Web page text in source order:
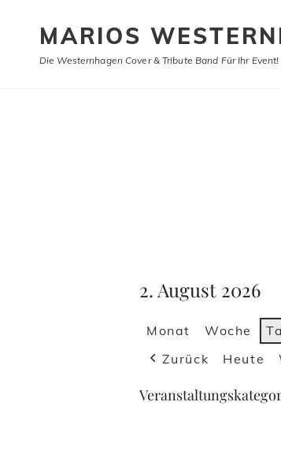
MARIOS
Die Westernhagen Cover & Tribute Band Für Ihr Event!
2. August 2026
Monat Woche
Zurück Heute